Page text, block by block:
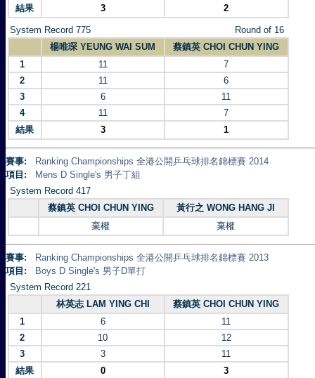
結果
3 2
System Record 775
Round of 16
楊唯琛 YEUNG WAI SUM
蔡鎮英 CHOI CHUN YING
1
11
7
2
11
6
3
6
11
4
11
7
結果
3 1
賽事:
Ranking Championships 全港公開乒乓球排名錦標賽 2014
項目:
Mens D Single's 男子丁組
System Record 417
蔡鎮英 CHOI CHUN YING
黃行之 WONG HANG JI
棄權
棄權
賽事:
Ranking Championships 全港公開乒乓球排名錦標賽 2013
項目:
Boys D Single's 男子D單打
System Record 221
林英志 LAM YING CHI
蔡鎮英 CHOI CHUN YING
1
6
11
2
10
12
3
3
11
結果
0 3